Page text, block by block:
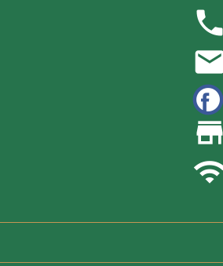
phone
store